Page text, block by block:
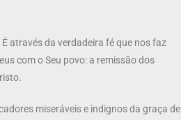
através da verdadeira fé que nos faz
com o Seu povo: a remissão dos
miseráveis e indignos da graça de